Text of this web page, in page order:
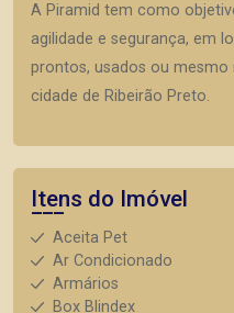
A Piramid tem como
agilidade e segurança, em
prontos, usados ou
cidade de Ribeirão Preto.
Itens do Imóvel
Aceita Pet
Ar Condicionado
Armários
Box Blindex